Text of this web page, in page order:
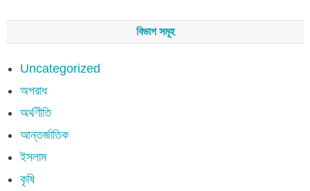
বিভাগ সমূহ
Uncategorized
অপরাধ
অর্থণীতি
আন্তর্জাতিক
ইসলাম
কৃষি